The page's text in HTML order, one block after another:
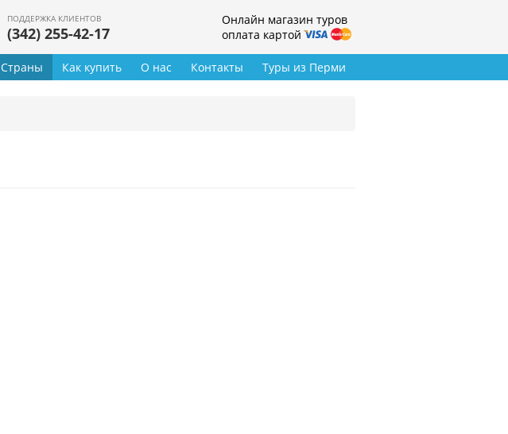
ПОДДЕРЖКА КЛИЕНТОВ
(342) 255-42-17
Онлайн магазин туров
оплата картой
Туры из Перми
Страны Как купить О нас Контакты